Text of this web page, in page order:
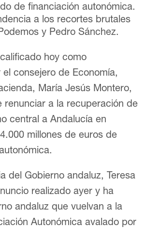
de financiación autonómica.
a los recortes brutales
y Pedro Sánchez.
hoy como
consejero de Economía,
María Jesús Montero,
renunciar a la recuperación de
central a Andalucía en
millones de euros de
del Gobierno andaluz, Teresa
realizado ayer y ha
andaluz que vuelvan a la
Autonómica avalado por